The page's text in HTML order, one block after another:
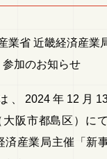
業省 近畿経済産業
加のお知らせ
、2024年12月
大阪市都島区）に
済産業局主催「新